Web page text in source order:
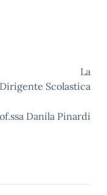
Dirigente Scolastica
Danila Pinardi